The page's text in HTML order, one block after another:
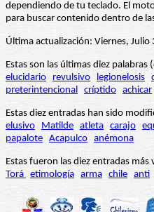
dependiendo de tu teclado. El
para buscar contenido dentro de
Última actualización: Viernes, Julio
Estas son las últimas diez
elucidario
revulsivo legionelosis
preterintencional críptido achicar
Estas diez entradas han sido
elusivo
Matilde atleta carajo
papalote Acapulco anémona
Estas fueron las diez entradas más
Torá etimología arma chile anti